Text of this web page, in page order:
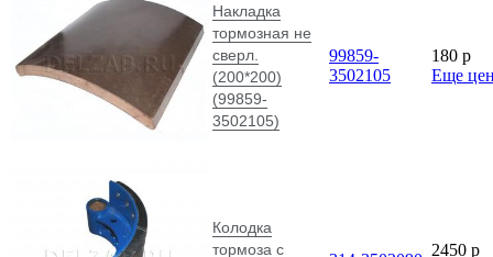
Накладка
тормозная не
сверл.
(200*200)
(99859-
3502105)
99859-
3502105
180 p
Еще
Колодка
тормоза с
2450 p